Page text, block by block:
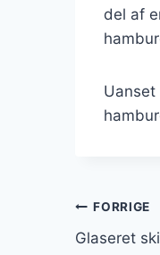
del af
FORRIGE
Glaseret